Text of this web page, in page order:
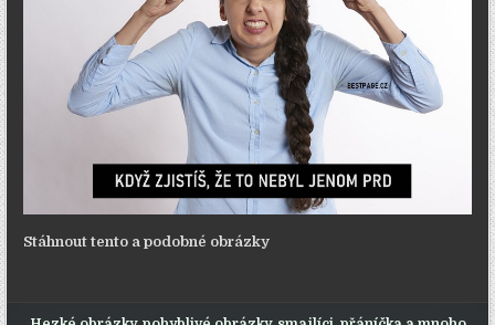
Stáhnout tento a podobné obrázky